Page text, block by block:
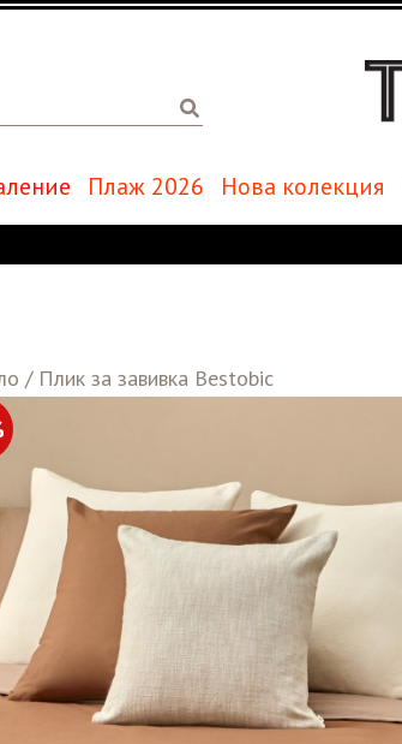
Плаж 2026 Нова колекция
/ Плик за завивка Bestobic